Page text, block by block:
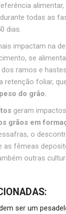
todas as
dias.
impactam na
se
ramos e
retenção foliar,
do grão.
geram
grãos em
o
as fêmeas
outras
ser um